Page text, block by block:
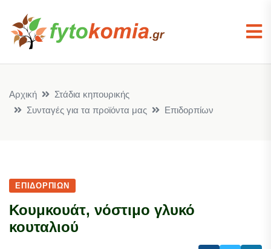
Αρχική
Στάδια κηπουρικής
Συνταγές για τα προϊόντα μας
Επιδορπίων
ΕΠΙΔΟΡΠΊΩΝ
Κουμκουάτ, νόστιμο γλυκό
κουταλιού